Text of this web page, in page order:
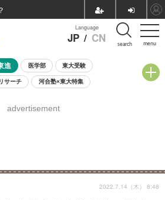
menu
Language
JP / CN search
進 医学部 東大受験
サーチ 河合塾×東大特集
月開催学校説明会・相談会
advertisement
2022.7.14（木） 8:48